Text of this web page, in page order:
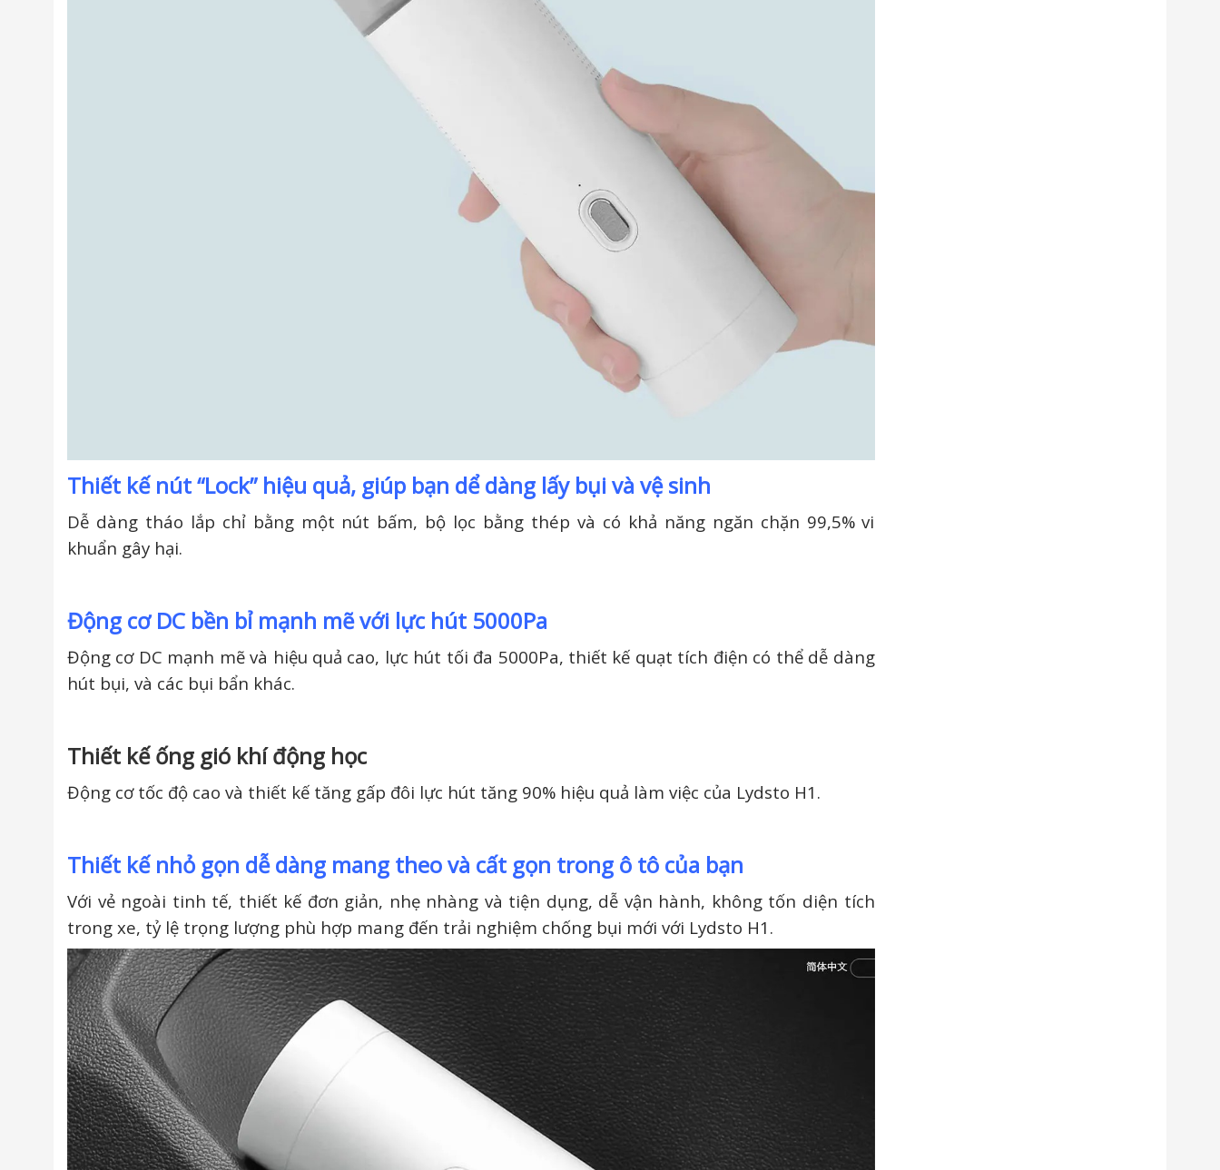
Thiết kế nút “Lock” hiệu quả, giúp bạn dể dàng lấy bụi và vệ sinh
Dễ dàng tháo lắp chỉ bằng một nút bấm, bộ lọc bằng thép và có khả năng ngăn chặn 99,5% vi
khuẩn gây hại.
Động cơ DC bền bỉ mạnh mẽ với lực hút 5000Pa
Động cơ DC mạnh mẽ và hiệu quả cao, lực hút tối đa 5000Pa, thiết kế quạt tích điện có thể dễ dàng
hút bụi, và các bụi bẩn khác.
Thiết kế ống gió khí động học
Động cơ tốc độ cao và thiết kế tăng gấp đôi lực hút tăng 90% hiệu quả làm việc của Lydsto H1.
Thiết kế nhỏ gọn dễ dàng mang theo và cất gọn trong ô tô của bạn
Với vẻ ngoài tinh tế, thiết kế đơn giản, nhẹ nhàng và tiện dụng, dễ vận hành, không tốn diện tích
trong xe, tỷ lệ trọng lượng phù hợp mang đến trải nghiệm chống bụi mới với Lydsto H1.